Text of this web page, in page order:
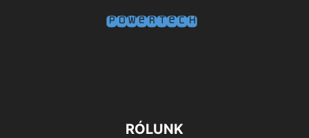
RÓLUNK